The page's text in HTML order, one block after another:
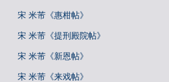
宋 米芾《惠柑帖》
宋 米芾《提刑殿院帖》
宋 米芾《新恩帖》
宋 米芾《来戏帖》